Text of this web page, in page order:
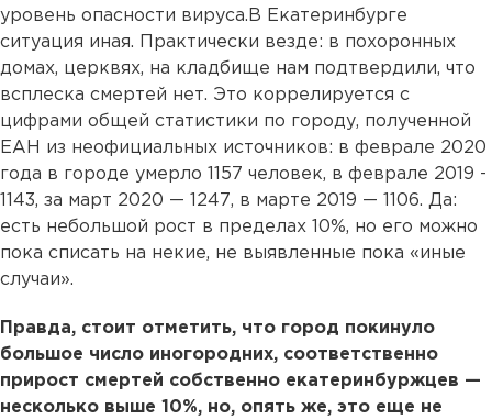
уровень опасности вируса.В Екатеринбурге
ситуация иная. Практически везде: в похоронных
домах, церквях, на кладбище нам подтвердили, что
всплеска смертей нет. Это коррелируется с
цифрами общей статистики по городу, полученной
ЕАН из неофициальных источников: в феврале 2020
года в городе умерло 1157 человек, в феврале 2019 -
1143, за март 2020 — 1247, в марте 2019 — 1106. Да:
есть небольшой рост в пределах 10%, но его можно
пока списать на некие, не выявленные пока «иные
случаи».
Правда, стоит отметить, что город покинуло
большое число иногородних, соответственно
прирост смертей собственно екатеринбуржцев —
несколько выше 10%, но, опять же, это еще не